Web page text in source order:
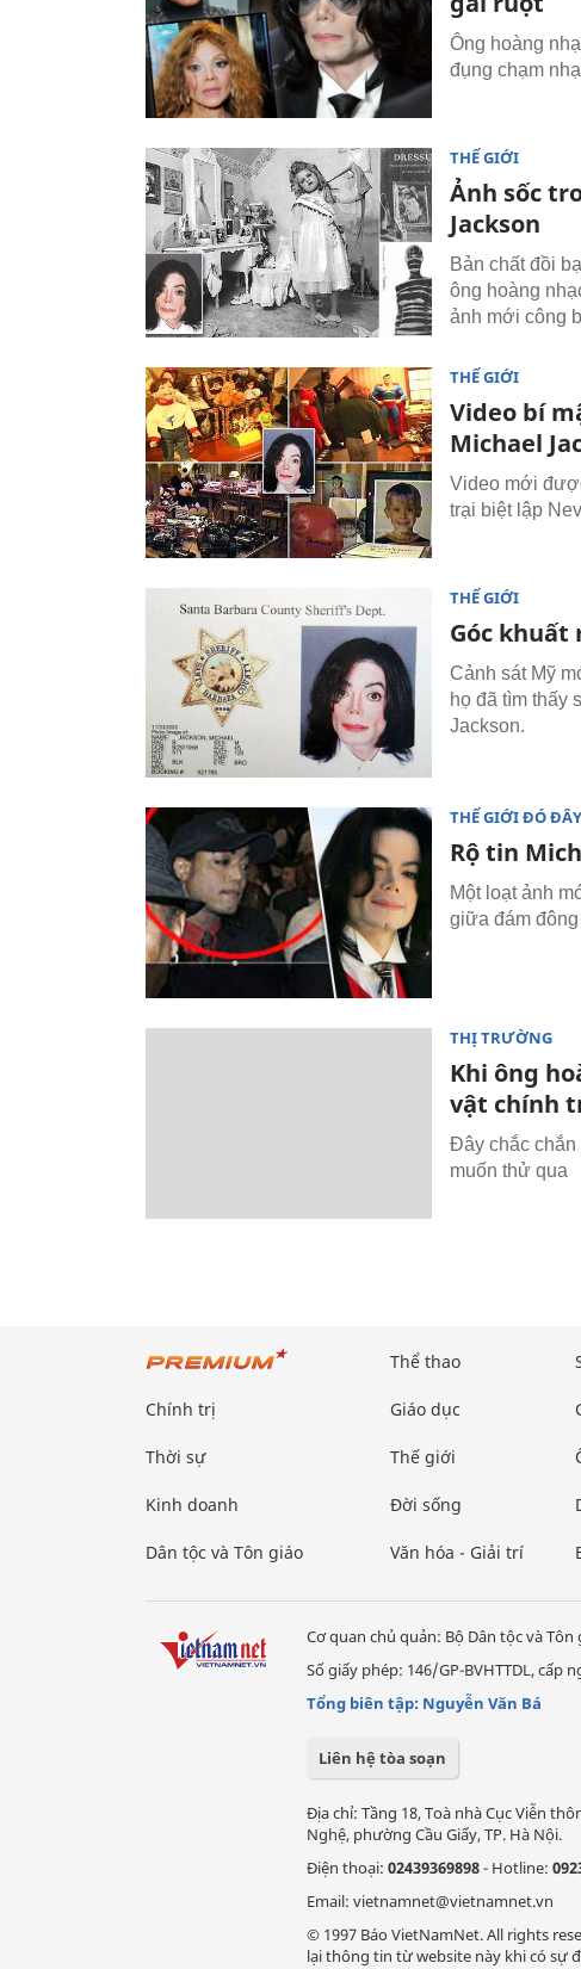
Ông hoàng
đụng chạm
THẾ GIỚI
Ảnh sốc
Jackson
Bản chất đồi
ông hoàng
ảnh mới công
THẾ GIỚI
Video bí
Michael
Video mới
trại biệt lập
THẾ GIỚI
Góc khuất
Cảnh sát Mỹ
họ đã tìm thấy
Jackson.
THẾ GIỚI ĐÓ ĐÂY
Rộ tin
Một loạt ảnh
giữa đám
THỊ TRƯỜNG
Khi ông
vật chính
Đây chắc chắn
muốn thử qua
Chính trị
Thời sự
Kinh doanh
Dân tộc và Tôn giáo
Thể thao
Giáo dục
Thế giới
Đời sống
Văn hóa - Giải trí
Cơ quan chủ quản: Bộ Dân tộc và Tôn
Số giấy phép: 146/GP-BVHTTDL, cấp
Tổng biên tập: Nguyễn Văn Bá
Liên hệ tòa soạn
Địa chỉ: Tầng 18, Toà nhà Cục Viễn
Nghệ, phường Cầu Giấy, TP. Hà Nội.
Điện thoại: 02439369898- Hotline:
Email: vietnamnet@vietnamnet.vn
© 1997 Báo VietNamNet. All rights
lại thông tin từ website này khi có sự